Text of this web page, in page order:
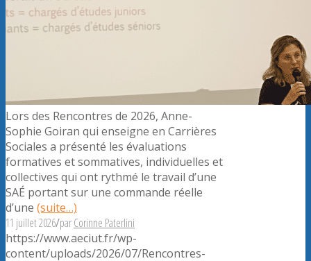
Lors des Rencontres de 2026, Anne-
Sophie Goiran qui enseigne en Carrières
Sociales a présenté les évaluations
formatives et sommatives, individuelles et
collectives qui ont rythmé le travail d’une
SAÉ portant sur une commande réelle
d’une (suite…)
11 juillet 2026/parCorinne Paterlini
https://www.aeciut.fr/wp-
content/uploads/2026/07/Rencontres-